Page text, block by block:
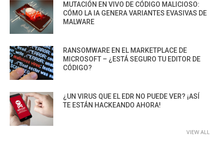
MUTACIÓN EN VIVO DE CÓDIGO MALICIOSO:
CÓMO LA IA GENERA VARIANTES EVASIVAS DE
MALWARE
RANSOMWARE EN EL MARKETPLACE DE
MICROSOFT – ¿ESTÁ SEGURO TU EDITOR DE
CÓDIGO?
¿UN VIRUS QUE EL EDR NO PUEDE VER? ¡ASÍ
TE ESTÁN HACKEANDO AHORA!
VIEW ALL